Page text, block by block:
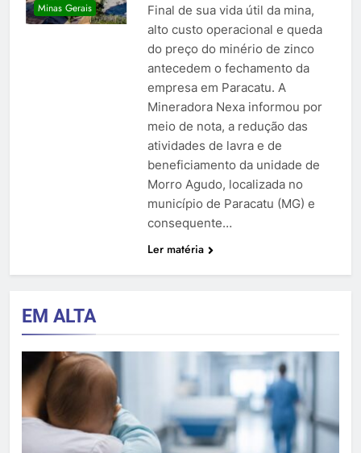
Minas Gerais
Final de sua vida útil da mina,
alto custo operacional e queda
do preço do minério de zinco
antecedem o fechamento da
empresa em Paracatu.​ A
Mineradora Nexa informou por
meio de nota, a redução das
atividades de lavra e de
beneficiamento da unidade de
Morro Agudo, localizada no
município de Paracatu (MG) e
consequente…
Ler matéria
EM ALTA